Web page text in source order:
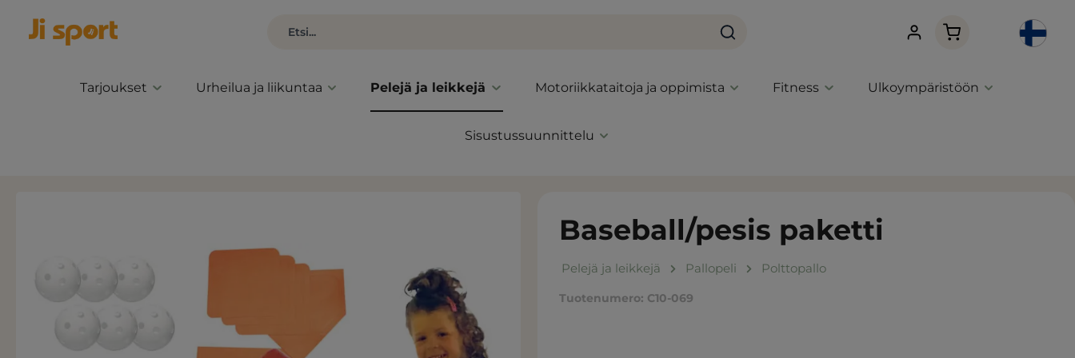
Ostoskori sisältää
Tarjoukset Urheilua ja liikuntaa Pelejä ja leikkejä Motoriikkataitoja ja oppimista Fitness Ulkoympäristöön
Sisustussuunnittelu
Baseball/pesis paketti
Pelejä ja leikkejä Pallopeli Polttopallo
Tuotenumero: C10-069